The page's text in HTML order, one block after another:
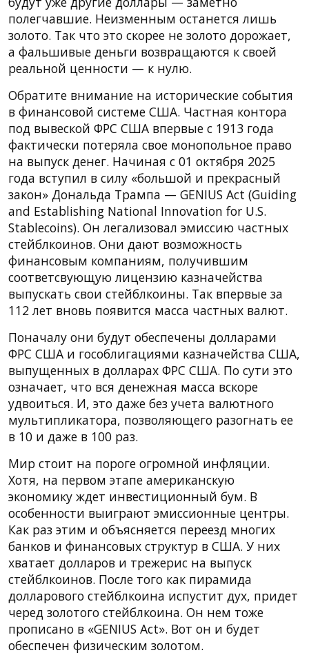
полегчавшие. Неизменным останется лишь
золото. Так что это скорее не золото дорожает,
а фальшивые деньги возвращаются к своей
реальной ценности — к нулю.
Обратите внимание на исторические события
в финансовой системе США. Частная контора
под вывеской ФРС США впервые с 1913 года
фактически потеряла свое монопольное право
на выпуск денег. Начиная с 01 октября 2025
года вступил в силу «большой и прекрасный
закон» Дональда Трампа — GENIUS Act (Guiding
and Establishing National Innovation for U.S.
Stablecoins). Он легализовал эмиссию частных
стейблкоинов. Они дают возможность
финансовым компаниям, получившим
соответсвующую лицензию казначейства
выпускать свои стейблкоины. Так впервые за
112 лет вновь появится масса частных валют.
Поначалу они будут обеспечены долларами
ФРС США и гособлигациями казначейства США,
выпущенных в долларах ФРС США. По сути это
означает, что вся денежная масса вскоре
удвоиться. И, это даже без учета валютного
мультипликатора, позволяющего разогнать ее
в 10 и даже в 100 раз.
Мир стоит на пороге огромной инфляции.
Хотя, на первом этапе американскую
экономику ждет инвестиционный бум. В
особенности выиграют эмиссионные центры.
Как раз этим и объясняется переезд многих
банков и финансовых структур в США. У них
хватает долларов и трежерис на выпуск
стейблкоинов. После того как пирамида
долларового стейблкоина испустит дух, придет
черед золотого стейблкоина. Он нем тоже
прописано в «GENIUS Act». Вот он и будет
обеспечен физическим золотом.